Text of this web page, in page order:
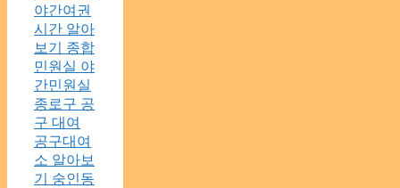
야간여권
시간 알아
보기 종합
민원실 야
간민원실
종로구 공
구 대여
공구대여
소 알아보
기 숭인동